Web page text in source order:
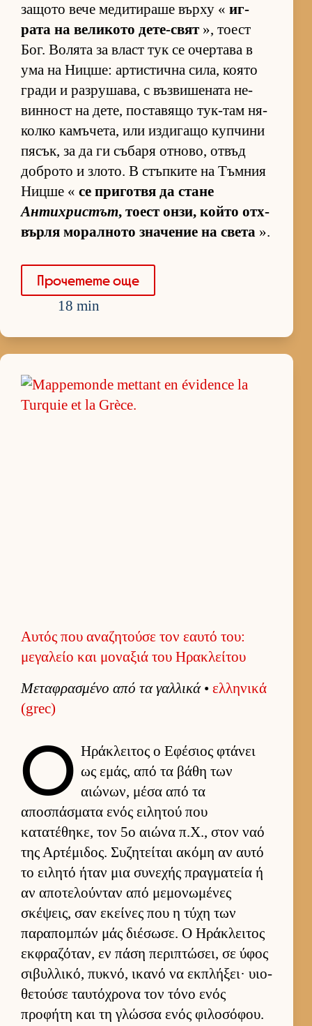
за­щото вече ме­ди­ти­раше върху « иг­
рата на ве­ли­кото де­те-свят », то­ест
Бог. Во­лята за власт тук се очер­тава в
ума на Ниц­ше: ар­тис­тична си­ла, ко­ято
гради и раз­ру­ша­ва, с въз­ви­ше­ната не­
вин­ност на де­те, пос­та­вящо тук-там ня­
колко ка­мъ­че­та, или из­ди­гащо куп­чини
пя­сък, за да ги съ­баря от­но­во, от­въд
доб­рото и зло­то. В стъп­ките на Тъм­ния
Ницше « се при­готвя да стане
Антихристът, то­ест он­зи, който от­х­
върля мо­рал­ното зна­че­ние на света ».
Про­че­тете още
18 min
Αυτός που αναζητούσε τον εαυτό του:
μεγαλείο και μοναξιά του Ηρακλείτου
Μεταφρασμένο από τα γαλ­λικά• ελ­ληνικά
(grec)
Ο Ηράκλει­τος ο Εφέσιος φτάνει
ως εμάς, από τα βάθη των
αιώνων, μέσα από τα
αποσπάσματα ενός ει­λητού που
κατατέθηκε, τον 5ο αιώνα π.Χ., στον ναό
της Αρ­τέμιδος. Συζητεί­ται ακόμη αν αυτό
το ει­λητό ήταν μια συνεχής πραγ­ματεία ή
αν αποτελού­νταν από μεμονωμένες
σκέψεις, σαν εκεί­νες που η τύχη των
παραπομπών μάς διέσωσε. Ο Ηράκλει­τος
εκ­φραζόταν, εν πάση περιπτώσει, σε ύφος
σιβυλ­λικό, πυκνό, ικανό να εκ­πλήξει· υιο­
θετούσε ταυ­τόχρονα τον τόνο ενός
προφήτη και τη γλώσσα ενός φιλοσόφου.